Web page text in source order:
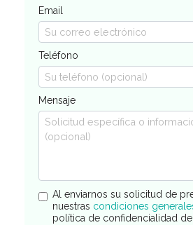
Email
Teléfono
Mensaje
Al enviarnos su solicitud de
nuestras condiciones
política de confidencialidad de